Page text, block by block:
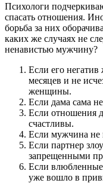
Психологи
спасать отношения.
борьба за них
каких же случаях не
ненавистью мужчину?
Если его
месяцев и не
женщины.
Если дама сама
Если отношения
счастливы.
Если мужчина не
Если партнер
запрещенными
Если влюбленные
уже вошло в